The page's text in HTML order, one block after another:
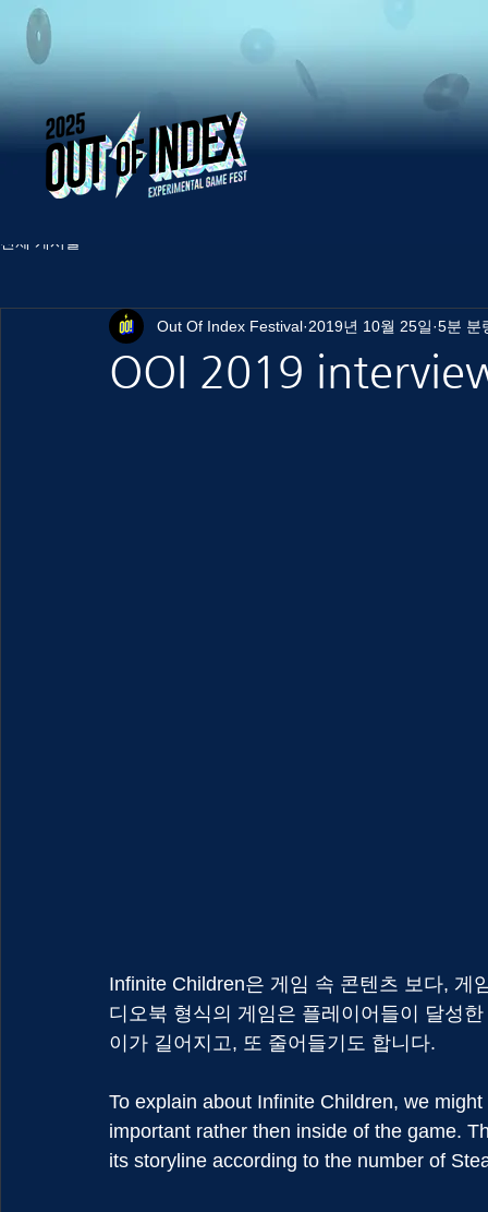
전체 게시물
OOI 2019
Out Of Index Festival 2019년 10월 25일 5분 분
Infinite Children은 게임 속 콘텐츠 보다, 게
디오북 형식의 게임은 플레이어들이 달성
이가 길어지고, 또 줄어들기도 합니다.
To explain about Infinite Children, we
important rather then inside of the game.
its storyline according to the number of